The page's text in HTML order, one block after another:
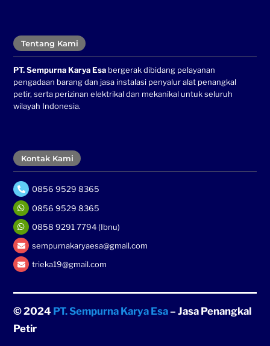
Tentang Kami
PT. Sempurna Karya Esa bergerak dibidang pelayanan
pengadaan barang dan jasa instalasi penyalur alat penangkal
petir, serta perizinan elektrikal dan mekanikal untuk seluruh
wilayah Indonesia.
Kontak Kami
0856 9529 8365
0856 9529 8365
0858 9291 7794 (Ibnu)
sempurnakaryaesa@gmail.com
trieka19@gmail.com
© 2024 PT. Sempurna Karya Esa– Jasa Penangkal
Petir